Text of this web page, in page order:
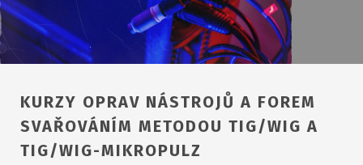
KURZY OPRAV NÁSTROJŮ A FOREM
SVAŘOVÁNÍM METODOU TIG/WIG A
TIG/WIG-MIKROPULZ